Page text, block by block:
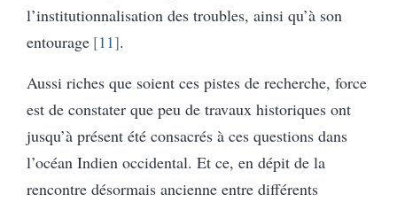
l’institutionnalisation des troubles, ainsi qu’à son
entourage 11 .
Aussi riches que soient ces pistes de recherche, force
est de constater que peu de travaux historiques ont
jusqu’à présent été consacrés à ces questions dans
l’océan Indien occidental. Et ce, en dépit de la
rencontre désormais ancienne entre différents